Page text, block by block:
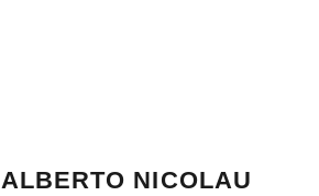
ALBERTO NICOLAU